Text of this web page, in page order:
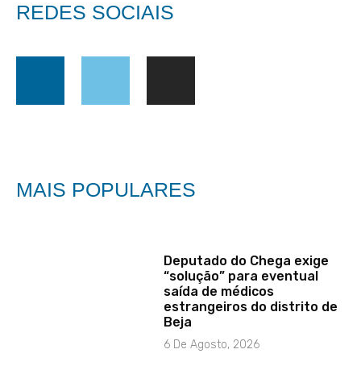
REDES SOCIAIS
MAIS POPULARES
Deputado do Chega exige
“solução” para eventual
saída de médicos
estrangeiros do distrito de
Beja
6 De Agosto, 2026